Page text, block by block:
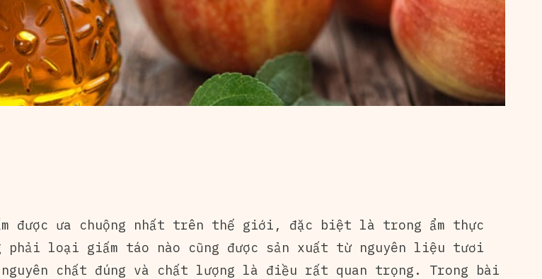
được ưa chuộng nhất trên thế giới, đặc biệt là trong ẩm thực
phải loại giấm táo nào cũng được sản xuất từ nguyên liệu tươi
chất đúng và chất lượng là điều rất quan trọng. Trong bài